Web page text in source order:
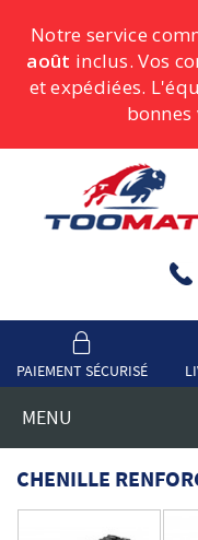
Notre service
août inclus. Vos
et expédiées.
bonnes
PAIEMENT SÉCURISÉ
MENU
CHENILLE